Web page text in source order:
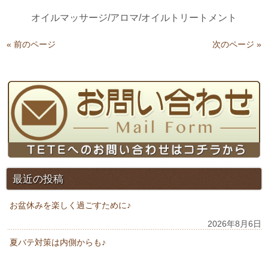
オイルマッサージ/アロマ/オイルトリートメント
« 前のページ 次のページ »
最近の投稿
お盆休みを楽しく過ごすために♪
2026年8月6日
夏バテ対策は内側からも♪